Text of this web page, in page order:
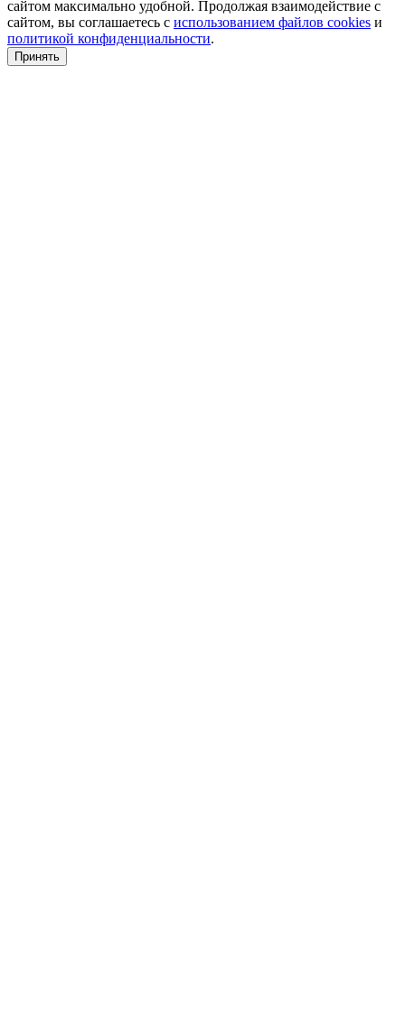
сайтом максимально удобной. Продолжая взаимодействие с
сайтом, вы соглашаетесь с использованием файлов cookies и
политикой конфиденциальности.
Принять